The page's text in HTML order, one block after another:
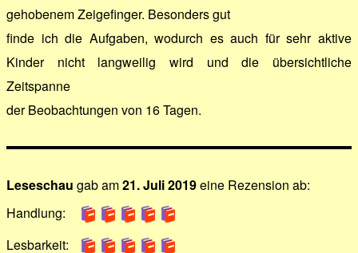
gehobenem Zeigefinger. Besonders gut
finde ich die Aufgaben, wodurch es auch für sehr aktive
Kinder nicht langweilig wird und die übersichtliche
Zeitspanne
der Beobachtungen von 16 Tagen.
Leseschau gab am21. Juli 2019eine Rezension ab:
Handlung:
Lesbarkeit: